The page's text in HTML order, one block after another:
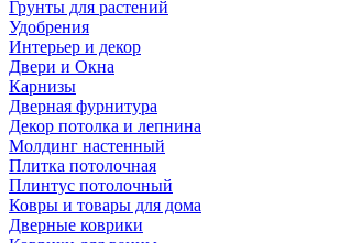
Грунты для растений
Удобрения
Интерьер и декор
Двери и Окна
Карнизы
Дверная фурнитура
Декор потолка и лепнина
Молдинг настенный
Плитка потолочная
Плинтус потолочный
Ковры и товары для дома
Дверные коврики